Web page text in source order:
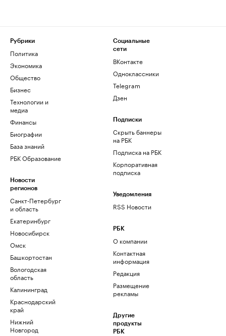
Рубрики
Политика
Экономика
Общество
Бизнес
Технологии и
медиа
Финансы
Биографии
База знаний
РБК Образование
Новости
регионов
Санкт-Петербург
и область
Екатеринбург
Новосибирск
Омск
Башкортостан
Вологодская
область
Калининград
Краснодарский
край
Нижний
Новгород
Социальные
сети
ВКонтакте
Одноклассники
Telegram
Дзен
Подписки
Скрыть баннеры
на РБК
Подписка на РБК
Корпоративная
подписка
Уведомления
RSS Новости
РБК
О компании
Контактная
информация
Редакция
Размещение
рекламы
Другие
продукты
РБК